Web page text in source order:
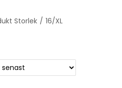
Storlek / 16/XL